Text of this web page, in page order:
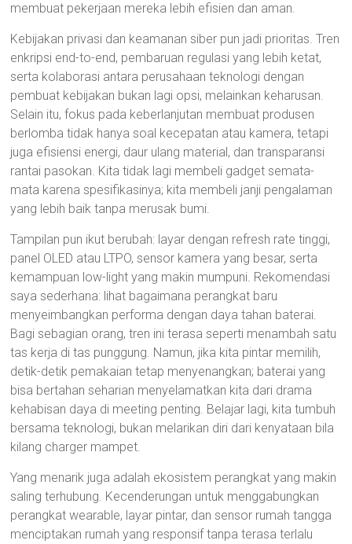
membuat pekerjaan mereka lebih efisien dan aman.
Kebijakan privasi dan keamanan siber pun jadi prioritas. Tren
enkripsi end-to-end, pembaruan regulasi yang lebih ketat,
serta kolaborasi antara perusahaan teknologi dengan
pembuat kebijakan bukan lagi opsi, melainkan keharusan.
Selain itu, fokus pada keberlanjutan membuat produsen
berlomba tidak hanya soal kecepatan atau kamera, tetapi
juga efisiensi energi, daur ulang material, dan transparansi
rantai pasokan. Kita tidak lagi membeli gadget semata-
mata karena spesifikasinya; kita membeli janji pengalaman
yang lebih baik tanpa merusak bumi.
Tampilan pun ikut berubah: layar dengan refresh rate tinggi,
panel OLED atau LTPO, sensor kamera yang besar, serta
kemampuan low-light yang makin mumpuni. Rekomendasi
saya sederhana: lihat bagaimana perangkat baru
menyeimbangkan performa dengan daya tahan baterai.
Bagi sebagian orang, tren ini terasa seperti menambah satu
tas kerja di tas punggung. Namun, jika kita pintar memilih,
detik-detik pemakaian tetap menyenangkan; baterai yang
bisa bertahan seharian menyelamatkan kita dari drama
kehabisan daya di meeting penting. Belajar lagi, kita tumbuh
bersama teknologi, bukan melarikan diri dari kenyataan bila
kilang charger mampet.
Yang menarik juga adalah ekosistem perangkat yang makin
saling terhubung. Kecenderungan untuk menggabungkan
perangkat wearable, layar pintar, dan sensor rumah tangga
menciptakan rumah yang responsif tanpa terasa terlalu